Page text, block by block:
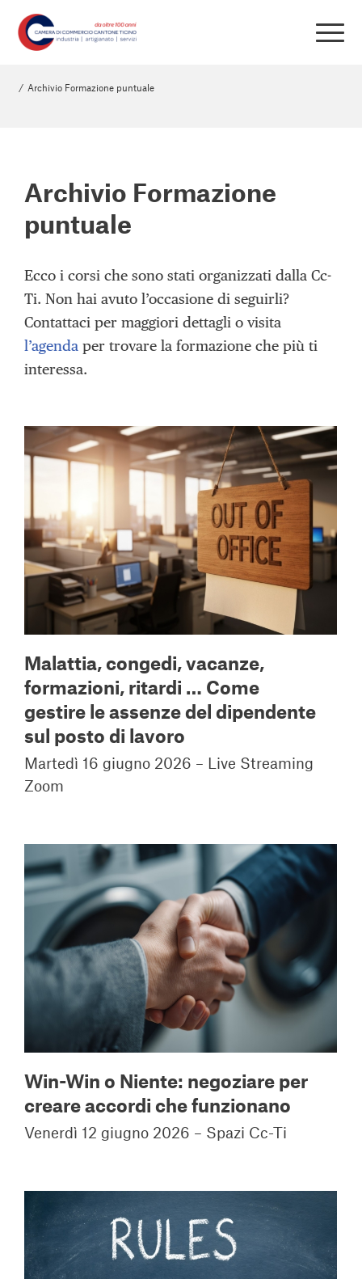
/ Archivio Formazione puntuale
Archivio Formazione
puntuale
Ecco i corsi che sono stati organizzati dalla Cc-
Ti. Non hai avuto l’occasione di seguirli?
Contattaci per maggiori dettagli o visita
l’agenda per trovare la formazione che più ti
interessa.
Malattia, congedi, vacanze,
formazioni, ritardi … Come
gestire le assenze del dipendente
sul posto di lavoro
Martedì 16 giugno 2026 – Live Streaming
Zoom
Win-Win o Niente: negoziare per
creare accordi che funzionano
Venerdì 12 giugno 2026 – Spazi Cc-Ti